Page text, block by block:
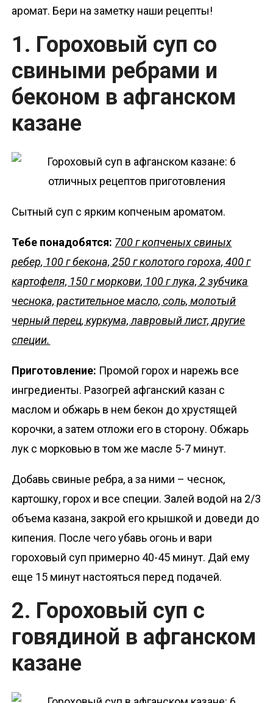
аромат. Бери на заметку наши рецепты!
1. Гороховый суп со
свиными ребрами и
беконом в афганском
казане
Сытный суп с ярким копченым ароматом.
Тебе понадобятся: 700 г копченых свиных
ребер, 100 г бекона, 250 г колотого гороха, 400 г
картофеля, 150 г моркови, 100 г лука, 2 зубчика
чеснока, растительное масло, соль, молотый
черный перец, куркума, лавровый лист, другие
специи.
Приготовление: Промой горох и нарежь все
ингредиенты. Разогрей афганский казан с
маслом и обжарь в нем бекон до хрустящей
корочки, а затем отложи его в сторону. Обжарь
лук с морковью в том же масле 5-7 минут.
Добавь свиные ребра, а за ними – чеснок,
картошку, горох и все специи. Залей водой на 2/3
объема казана, закрой его крышкой и доведи до
кипения. После чего убавь огонь и вари
гороховый суп примерно 40-45 минут. Дай ему
еще 15 минут настояться перед подачей.
2. Гороховый суп с
говядиной в афганском
казане